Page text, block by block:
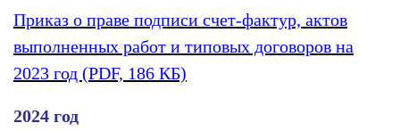
Приказ о праве подписи счет-фактур, актов
выполненных работ и типовых договоров на
2023 год (PDF, 186 КБ)
2024 год